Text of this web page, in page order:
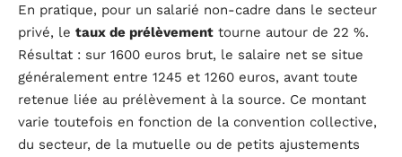
En pratique, pour un salarié non-cadre dans le secteur
privé, le taux de prélèvement tourne autour de 22 %.
Résultat : sur 1600 euros brut, le salaire net se situe
généralement entre 1245 et 1260 euros, avant toute
retenue liée au prélèvement à la source. Ce montant
varie toutefois en fonction de la convention collective,
du secteur, de la mutuelle ou de petits ajustements